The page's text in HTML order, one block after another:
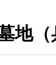
地（